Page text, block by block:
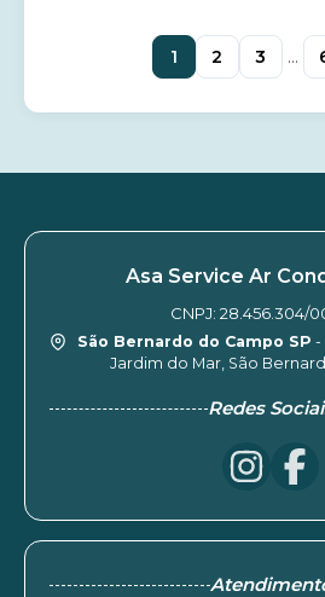
1 2 3 ...
Asa Service Ar
CNPJ: 28.456.304/
São Bernardo do Campo SP -
Jardim do Mar, São
Redes